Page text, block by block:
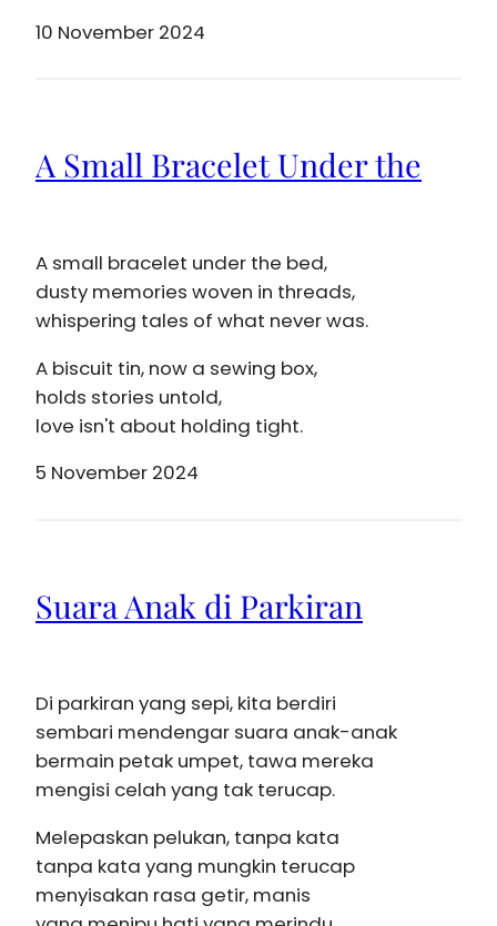
10 November 2024
A Small Bracelet Under the
A small bracelet under the bed,
dusty memories woven in threads,
whispering tales of what never was.
A biscuit tin, now a sewing box,
holds stories untold,
love isn't about holding tight.
5 November 2024
Suara Anak di Parkiran
Di parkiran yang sepi, kita berdiri
sembari mendengar suara anak-anak
bermain petak umpet, tawa mereka
mengisi celah yang tak terucap.
Melepaskan pelukan, tanpa kata
tanpa kata yang mungkin terucap
menyisakan rasa getir, manis